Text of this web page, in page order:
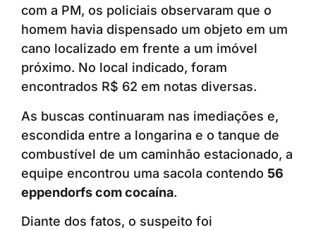
com a PM, os policiais observaram que o
homem havia dispensado um objeto em um
cano localizado em frente a um imóvel
próximo. No local indicado, foram
encontrados R$ 62 em notas diversas.
As buscas continuaram nas imediações e,
escondida entre a longarina e o tanque de
combustível de um caminhão estacionado, a
equipe encontrou uma sacola contendo 56
eppendorfs com cocaína.
Diante dos fatos, o suspeito foi